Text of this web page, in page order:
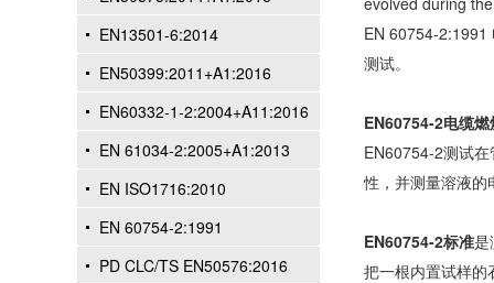
EN13501-6:2014
EN50399:2011+A1:2016
EN60332-1-2:2004+A11:2016
EN 61034-2:2005+A1:2013
EN ISO1716:2010
EN 60754-2:1991
PD CLC/TS EN50576:2016
EN 60754-2:1991
测试。
EN60754-2电缆
EN60754-2测试
性，并测量溶液的
EN60754-2标准是
把一根内置试样的